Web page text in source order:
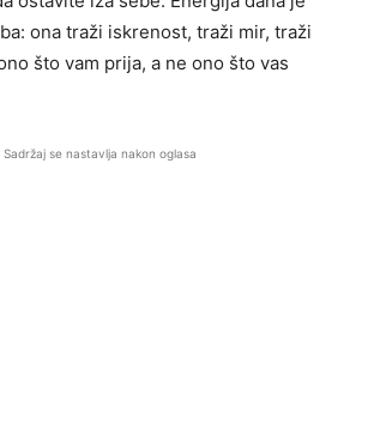
ona traži iskrenost, traži mir, traži
što vam prija, a ne ono što vas
Sadržaj se nastavlja nakon oglasa